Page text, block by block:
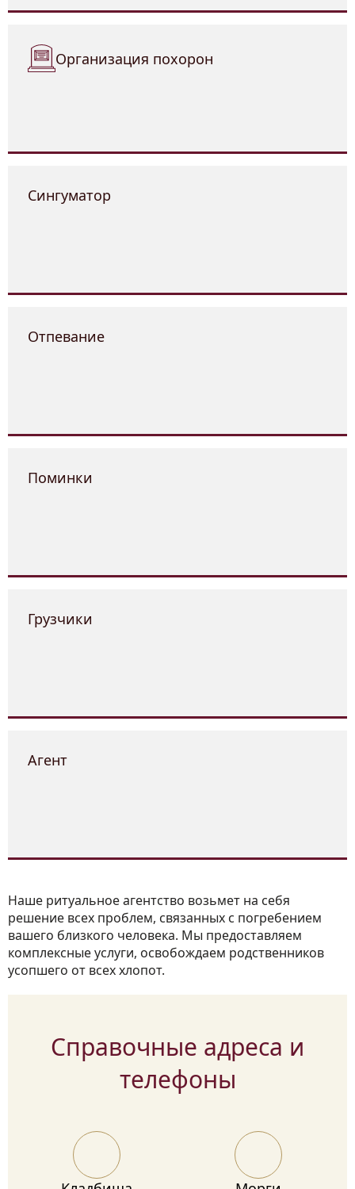
Организация похорон
Сингуматор
Отпевание
Поминки
Грузчики
Агент
Наше ритуальное агентство возьмет на себя
решение всех проблем, связанных с погребением
вашего близкого человека. Мы предоставляем
комплексные услуги, освобождаем родственников
усопшего от всех хлопот.
Справочные адреса и
телефоны